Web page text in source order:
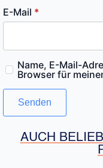
E-Mail *
Name, E-Mail-
Browser für
AUCH